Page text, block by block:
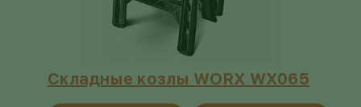
Складные козлы WORX WX065